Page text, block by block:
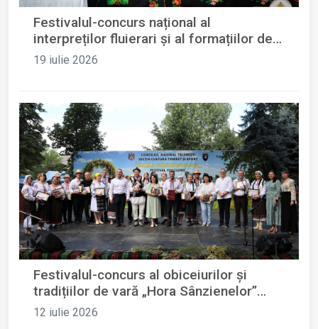
Festivalul-concurs național al
interpreților fluierari și al formațiilor de
fluierași „Nistrule cu apă lină”
19 iulie 2026
Festivalul-concurs al obiceiurilor și
tradițiilor de vară „Hora Sânzienelor”
ediția a XII-a
12 iulie 2026